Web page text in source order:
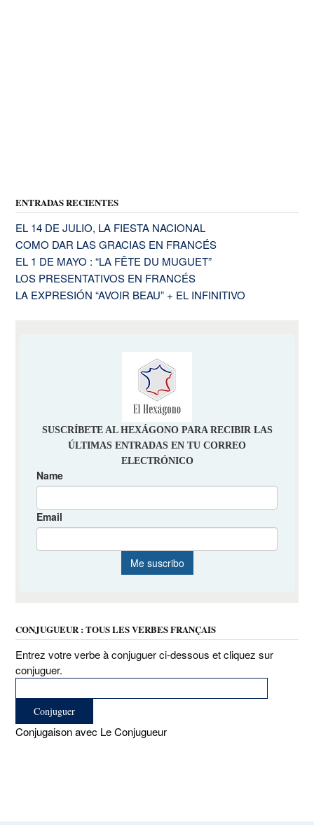
ENTRADAS RECIENTES
EL 14 DE JULIO, LA FIESTA NACIONAL
COMO DAR LAS GRACIAS EN FRANCÉS
EL 1 DE MAYO : “LA FÊTE DU MUGUET”
LOS PRESENTATIVOS EN FRANCÉS
LA EXPRESIÓN “AVOIR BEAU” + EL INFINITIVO
CONJUGUEUR : TOUS LES VERBES FRANÇAIS
Entrez votre verbe à conjuguer ci-dessous et cliquez sur
conjuguer.
Conjugaison avec Le Conjugueur